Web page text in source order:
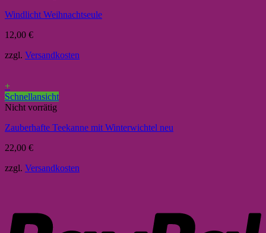
Windlicht Weihnachtseule
12,00 €
zzgl. Versandkosten
+
Schnellansicht
Nicht vorrätig
Zauberhafte Teekanne mit Winterwichtel neu
22,00 €
zzgl. Versandkosten